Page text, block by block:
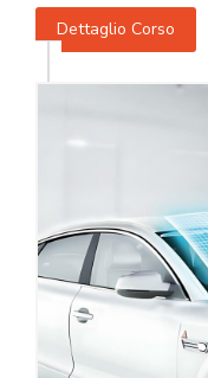
Dettaglio Corso